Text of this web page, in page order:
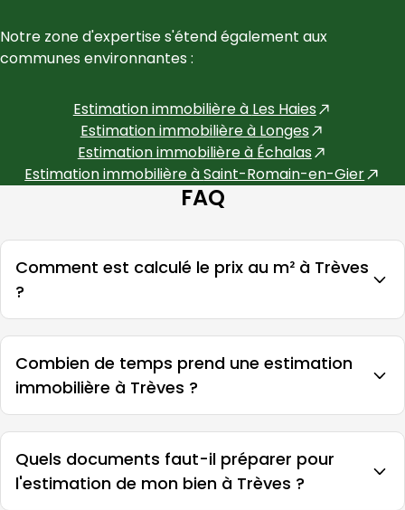
Notre zone d'expertise s'étend également aux
communes environnantes :
Estimation immobilière à Les Haies
Estimation immobilière à Longes
Estimation immobilière à Échalas
Estimation immobilière àSaint-Romain-en-Gier
FAQ
Comment est calculé le prix au m² à Trèves
?
Combien de temps prend une estimation
immobilière à Trèves ?
Quels documents faut-il préparer pour
l'estimation de mon bien à Trèves ?